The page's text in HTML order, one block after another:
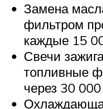
Замена
фильтром
каждые 15
Свечи
топливные
через 30